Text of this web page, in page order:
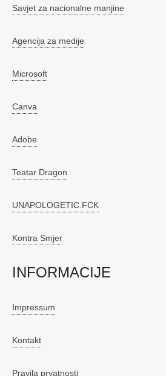
Savjet za nacionalne manjine
Agencija za medije
Microsoft
Canva
Adobe
Teatar Dragon
UNAPOLOGETIC.FCK
Kontra Smjer
INFORMACIJE
Impressum
Kontakt
Pravila prvatnosti